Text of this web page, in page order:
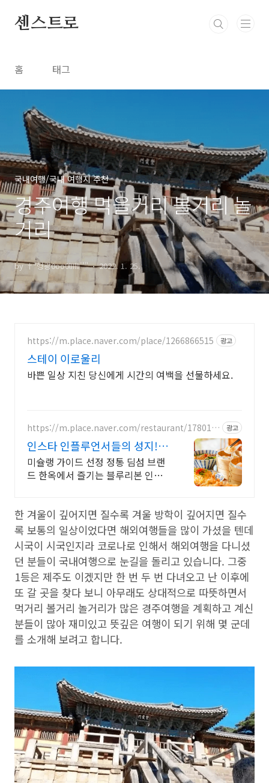
센스트로
홈 태그
국내여행/국내 여행지 추천
경주여행 먹을거리 볼거리 놀
거리
by †ª형광0oo0lIIllI''" 2022. 1. 25.
https://m.place.naver.com/place/1266866515 광고
스테이 이로울리
바쁜 일상 지친 당신에게 시간의 여백을 선물하세요.
https://m.place.naver.com/restaurant/178012
광고
인스타 인플루언서들의 성지!
한옥에서 즐기는 질좋은 만두
미슐랭 가이드 선정 정통 딤섬 브랜
드 한옥에서 즐기는 블루리본 인증
한 겨울이 깊어지면 질수록 겨울 방학이 깊어지면 질수
록 보통의 일상이었다면 해외여행들을 많이 가셨을 텐데
시국이 시국인지라 코로나로 인해서 해외여행을 다니셨
던 분들이 국내여행으로 눈길을 돌리고 있습니다. 그중
1등은 제주도 이겠지만 한 번 두 번 다녀오고 난 이후에
또 갈 곳을 찾다 보니 아무래도 상대적으로 따뜻하면서
먹거리 볼거리 놀거리가 많은 경주여행을 계획하고 계신
분들이 많아 재미있고 뜻깊은 여행이 되기 위해 몇 군데
를 소개해 보려고 합니다.